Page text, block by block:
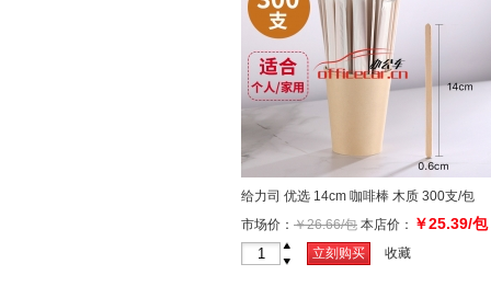
给力司 优选 14cm 咖啡棒 木质 300支/包
市场价： ￥26.66/包 本店价： ￥25.39/包
-
立刻购买 收藏